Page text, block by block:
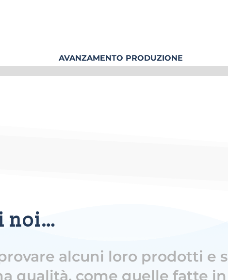
AVANZAMENTO PRODUZIONE
noi…
alcuni loro prodotti e
qualità, come quelle fatte in